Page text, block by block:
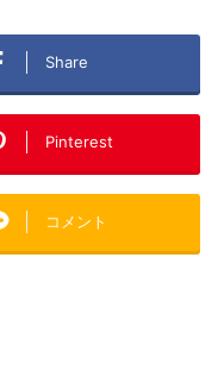
Share
Pinterest
コメント